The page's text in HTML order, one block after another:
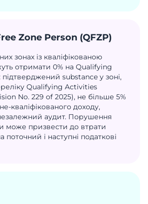
Zone Person (QFZP)
зонах із кваліфікованою
отримати 0% на Qualifying
substance у зоні,
Qualifying Activities
No. 229 of 2025), не більше 5%
кваліфікованого доходу,
аудит. Порушення
може призвести до втрати
поточний і наступні податкові